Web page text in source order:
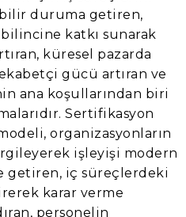
duruma getiren,
katkı sunarak
küresel pazarda
gücü artıran ve
ana koşullarından biri
Sertifikasyon
organizasyonların
işleyişi modern
getiren, iç süreçlerdeki
karar verme
personelin